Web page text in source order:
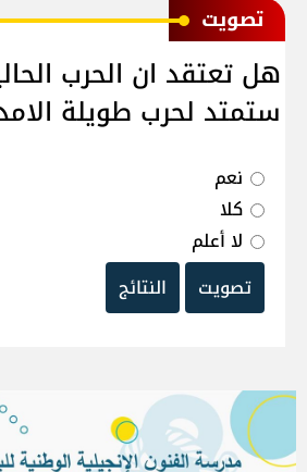
ﺗﺼﻮﻳﺖ
هل تعتقد ان الحرب
ستمتد لحرب طويلة
نعم
كلا
لا أعلم
تصويت
النتائج